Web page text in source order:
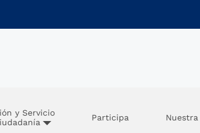
y Servicio
Participa